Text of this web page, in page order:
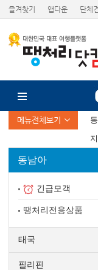
즐겨찾기 앱다운 단체
메뉴전체보기
동남아
긴급모객
땡처리전용상품
태국
필리핀